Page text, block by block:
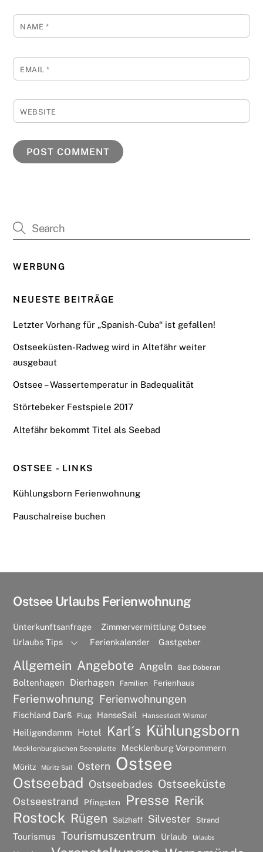
NAME *
EMAIL*
WEBSITE
WERBUNG
NEUESTE BEITRÄGE
Letzter Vorhang für „Spanish-Cuba“ ist gefallen!
Ostseeküsten-Radweg wird in Altefähr weiter
ausgebaut
Ostsee – Wassertemperatur in Badequalität
Störtebeker Festspiele 2017
Altefähr bekommt Titel als Seebad
OSTSEE - LINKS
Kühlungsborn Ferienwohnung
Pauschalreise buchen
Ostsee Urlaubs Ferienwohnung
Unterkunftsanfrage
Zimmervermittlung Ostsee
Urlaubs Tips
Ferienkalender Gastgeber
Allgemein Angebote Angeln Bad Doberan
Boltenhagen Dierhagen Familien Ferienhaus
Ferienwohnung Ferienwohnungen
Fischland Darß Flug HanseSail Hansestadt Wismar
Heiligendamm Hotel Karl´s Kühlungsborn
Mecklenburgischen Seenplatte Mecklenburg Vorpommern
Müritz Müritz Sail Ostern Ostsee
Ostseebad Ostseebades Ostseeküste
Ostseestrand Pfingsten Presse Rerik
Rostock Rügen Salzhaff Silvester Strand
Tourismus Tourismuszentrum Urlaub Urlaubs